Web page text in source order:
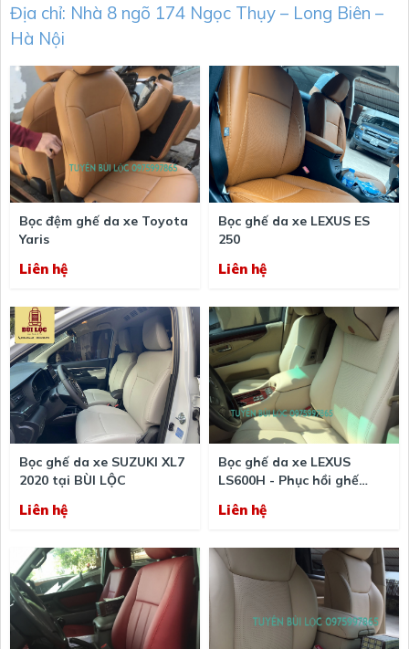
Địa chỉ: Nhà 8 ngõ 174 Ngọc Thụy – Long Biên –
Hà Nội
Bọc đệm ghế da xe Toyota
Yaris
Liên hệ
Bọc ghế da xe LEXUS ES
250
Liên hệ
Bọc ghế da xe SUZUKI XL7
2020 tại BÙI LỘC
Liên hệ
Bọc ghế da xe LEXUS
LS600H - Phục hồi ghế
lượng
Liên hệ